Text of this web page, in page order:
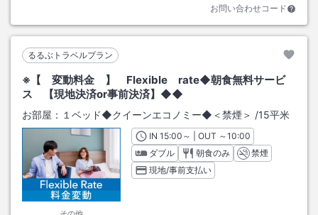
お問い合わせコード
るるぶトラベルプラン
※【 変動料金 】 Flexible rate◆朝食無料サービ
ス 【現地決済or事前決済】◆◆
お部屋： １ベッド◆クイーンエコノミー◆＜禁煙＞ /15平米
INチェックイン
15:00 ～ | OUT チェックアウト
～10:00
ダブル
朝食のみ
禁煙
現地/事前支払い